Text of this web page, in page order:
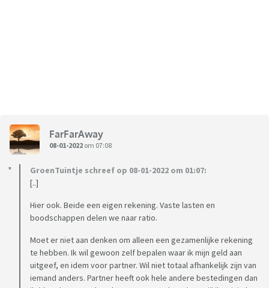
FarFarAway
08-01-2022 om 07:08
GroenTuintje schreef op 08-01-2022 om 01:07:
[..]
Hier ook. Beide een eigen rekening. Vaste lasten en
boodschappen delen we naar ratio.
Moet er niet aan denken om alleen een gezamenlijke rekening
te hebben. Ik wil gewoon zelf bepalen waar ik mijn geld aan
uitgeef, en idem voor partner. Wil niet totaal afhankelijk zijn van
iemand anders. Partner heeft ook hele andere bestedingen dan